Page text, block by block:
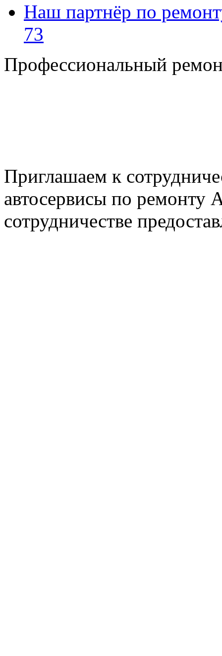
Наш партнёр по
73
Профессиональный
Приглашаем к
автосервисы по
сотрудничестве